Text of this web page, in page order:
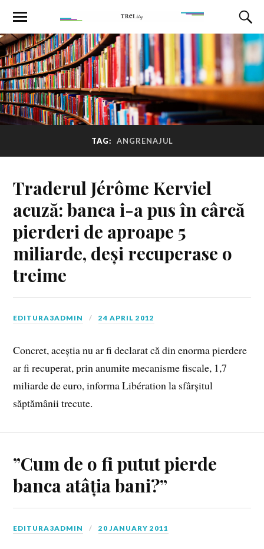
TAG: ANGRENAJUL
Traderul Jérôme Kerviel
acuză: banca i-a pus în cârcă
pierderi de aproape 5
miliarde, deși recuperase o
treime
EDITURA3ADMIN 24 APRIL 2012
Concret, aceștia nu ar fi declarat că din enorma pierdere
ar fi recuperat, prin anumite mecanisme fiscale, 1,7
miliarde de euro, informa Libération la sfârșitul
săptămânii trecute.
”Cum de o fi putut pierde
banca atâția bani?”
EDITURA3ADMIN 20 JANUARY 2011